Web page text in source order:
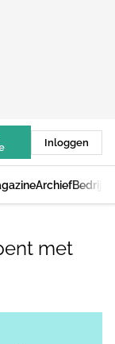
Inloggen
Archief
met